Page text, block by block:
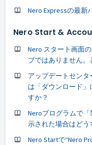
Nero Expressの最新
Nero Start &
Nero スタート画面
ブではありません。
アップデートセン
は「ダウンロード
すか？
Neroプログラムで
示された場合はどう
Nero Startで“Nero